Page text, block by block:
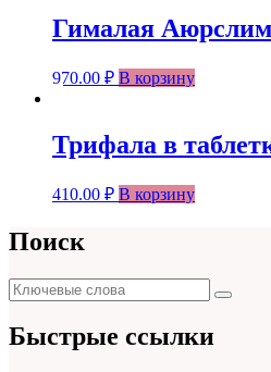
Гималая
970.00 ₽ В корзину
Трифала в
410.00 ₽ В корзину
Поиск
Поиск
для:
Поиск
Быстрые ссылки